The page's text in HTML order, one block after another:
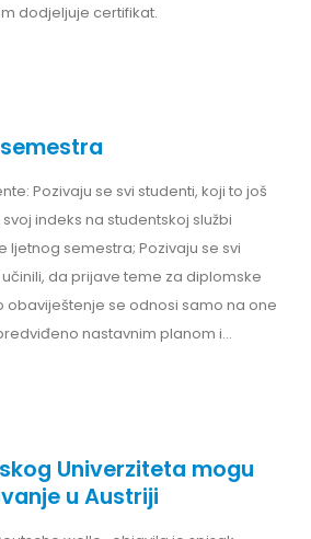
dodjeljuje certifikat.
Pozivaju se svi studenti, koji to još
indeks na studentskoj službi
ljetnog semestra; Pozivaju se svi
da prijave teme za diplomske
obaviještenje se odnosi samo na one
nastavnim planom i...
Univerziteta mogu
u Austriji